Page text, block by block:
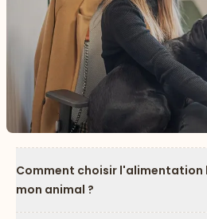
Comment choisir l'alimentation
mon animal ?